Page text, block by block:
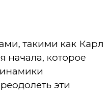
такими как Карл
начала, которое
эти